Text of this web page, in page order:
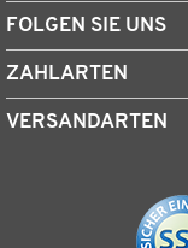
FOLGEN SIE UNS
ZAHLARTEN
VERSANDARTEN